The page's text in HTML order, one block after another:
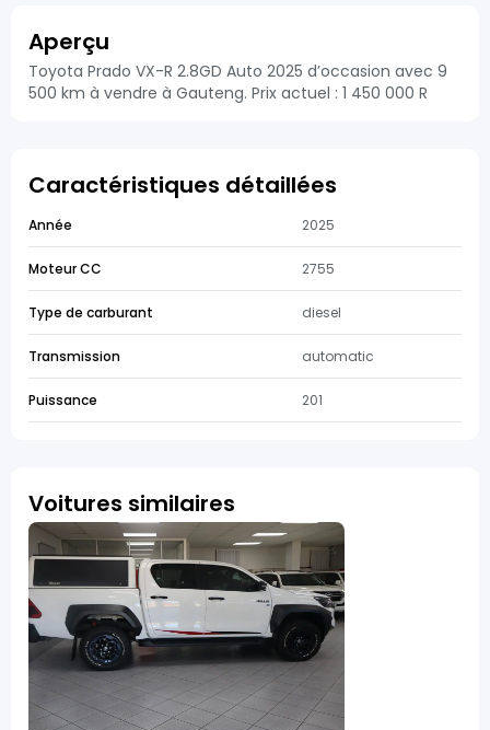
Aperçu
Toyota Prado VX-R 2.8GD Auto 2025 d’occasion avec 9
500 km à vendre à Gauteng. Prix actuel : 1 450 000 R
Caractéristiques détaillées
Année 2025
Moteur CC 2755
Type de carburant diesel
Transmission automatic
Puissance 201
Voitures similaires